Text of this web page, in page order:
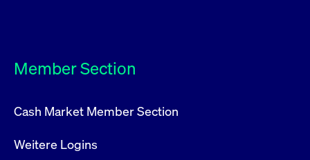
Member Section
Cash Market Member Section
Weitere Logins